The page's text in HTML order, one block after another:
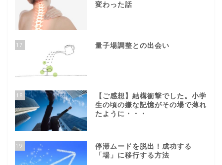
変わった話
17 量子場調整との出会い
18
【ご感想】結構衝撃でした。小学
生の頃の嫌な記憶がその場で薄れ
たように・・・
19
停滞ムードを脱出！成功する
「場」に移行する方法